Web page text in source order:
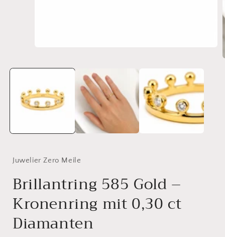
Juwelier Zero Meile
Brillantring 585 Gold –
Kronenring mit 0,30 ct
Diamanten